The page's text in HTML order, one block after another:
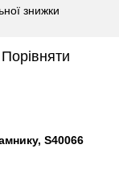
знижки
Порівняти
S40066